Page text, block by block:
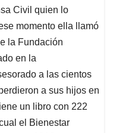
Civil quien lo
momento ella llamó
la Fundación
en la
a las cientos
a sus hijos en
un libro con 222
el Bienestar